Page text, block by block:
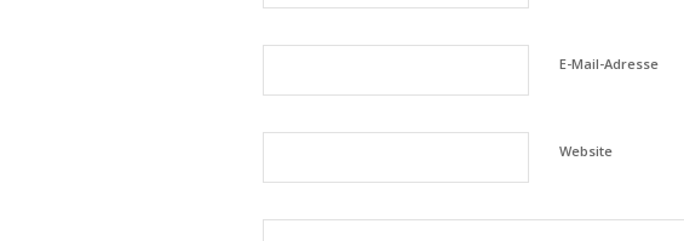
E-Mail-Adresse
Website